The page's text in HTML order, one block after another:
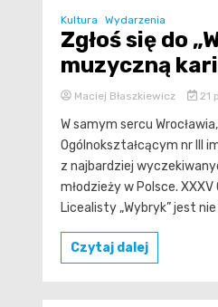
Kultura Wydarzenia
Zgłoś się do
muzyczną
Maciej Błaszkiewicz 21
W samym sercu
Ogólnokształcącym nr III
z najbardziej
młodzieży w Polsce.
Licealisty „Wybryk” jest
Czytaj dalej